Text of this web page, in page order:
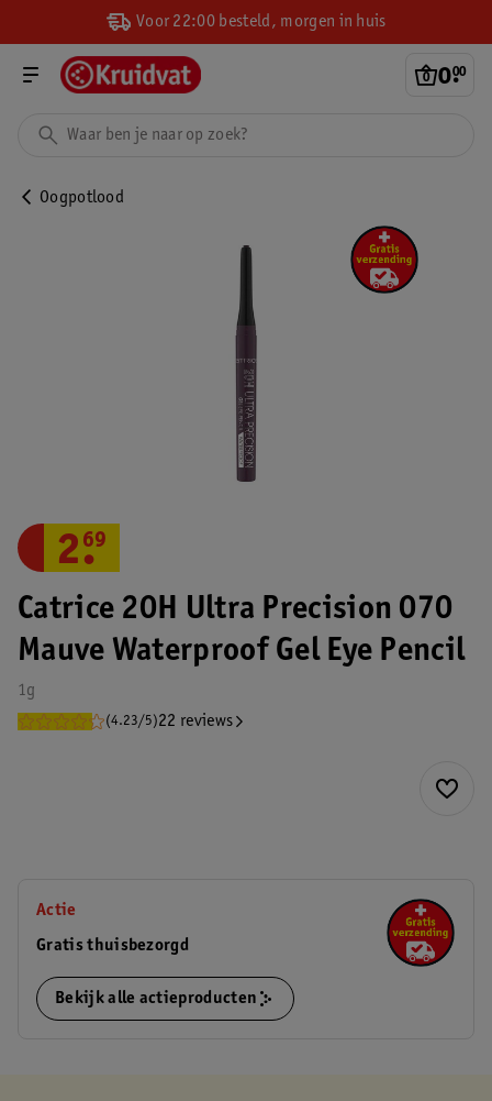
Voor 22:00 besteld, morgen in huis
0.
00
Oogpotlood
Catrice 20H Ultra Precision 070
Mauve Waterproof Gel Eye Pencil
1g
(4.23/5)22 reviews
2.
69
Actie
Gratis thuisbezorgd
Bekijk alle actieproducten